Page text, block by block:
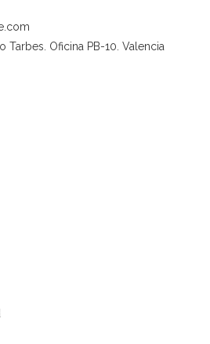
Tarbes. Oficina PB-10. Valencia